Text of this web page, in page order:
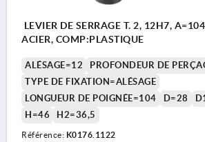
LEVIER DE SERRAGE T. 2, 12H7,
ACIER, COMP:PLASTIQUE
ALÉSAGE=12
PROFONDEUR DE
TYPE DE FIXATION=ALÉSAGE
LONGUEUR DE POIGNÉE=104
D=28
H=46
H2=36,5
Référence: K0176.1122